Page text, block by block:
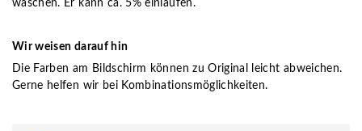
waschen. Er kann ca. 5% einlaufen.
Wir weisen darauf hin
Die Farben am Bildschirm können zu Original leicht abweichen.
Gerne helfen wir bei Kombinationsmöglichkeiten.